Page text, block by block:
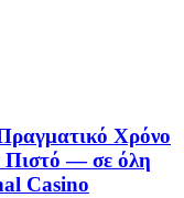
Χρόνο
Πιστό — σε όλη
Casino